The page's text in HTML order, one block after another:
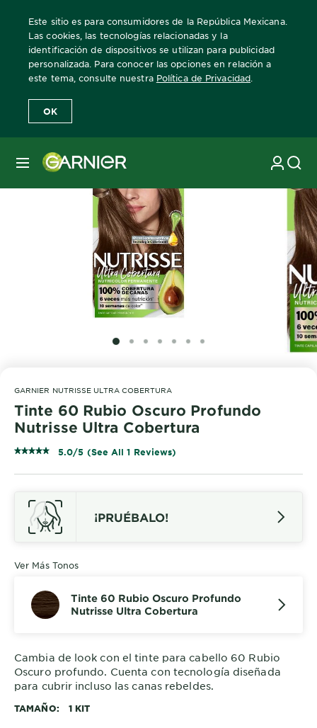
Este sitio es para consumidores de la República Mexicana.
Las cookies, las tecnologías relacionadas y la
identificación de dispositivos se utilizan para publicidad
personalizada. Para conocer las opciones en relación a
este tema, consulte nuestra Política de Privacidad
OK
MENÚ
Home Nutrisse Ultra Cobertura tono-60-rubio-oscuro-profundo
SLIDE 1
SLIDE 2
SLIDE 3
SLIDE 4
SLIDE 5
SLIDE 6
SLIDE 7
GARNIER NUTRISSE ULTRA COBERTURA
Tinte 60 Rubio Oscuro Profundo
Nutrisse Ultra Cobertura
5.0/5 (See All 1 Reviews)
¡PRUÉBALO!
Ver Más Tonos
Tinte 60 Rubio Oscuro Profundo
Nutrisse Ultra Cobertura
Cambia de look con el tinte para cabello 60 Rubio
Oscuro profundo. Cuenta con tecnología diseñada
para cubrir incluso las canas rebeldes.
TAMAÑO 1 KIT